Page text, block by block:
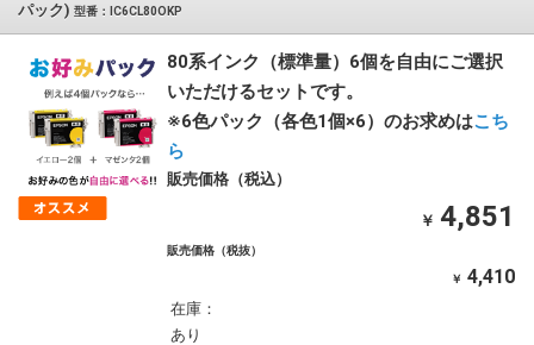
パック) 型番：IC6CL80OKP
80系インク（標準量）6個を自由にご選択
いただけるセットです。
※6色パック（各色1個×6）のお求めはこち
ら
販売価格（税込）
￥ 4,851
販売価格（税抜）
￥ 4,410
在庫：
あり